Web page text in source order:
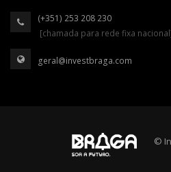
(+351) 253 208 230
[chamada para rede fixa
geral@investbraga.com
©